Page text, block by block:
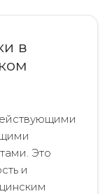
в
Это
и